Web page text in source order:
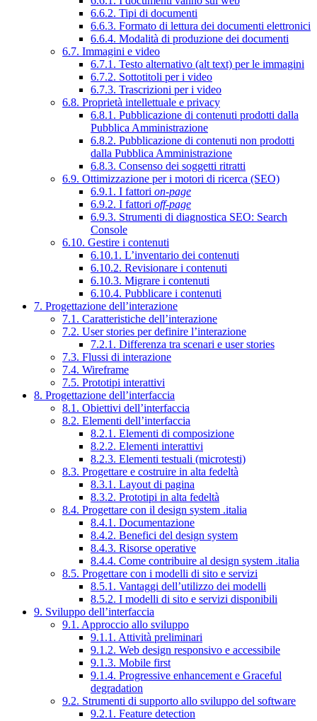
6.6.2. Tipi di documenti
6.6.3. Formato di lettura dei documenti elettronici
6.6.4. Modalità di produzione dei documenti
6.7. Immagini e video
6.7.1. Testo alternativo (alt text) per le immagini
6.7.2. Sottotitoli per i video
6.7.3. Trascrizioni per i video
6.8. Proprietà intellettuale e privacy
6.8.1. Pubblicazione di contenuti prodotti dalla
Pubblica Amministrazione
6.8.2. Pubblicazione di contenuti non prodotti
dalla Pubblica Amministrazione
6.8.3. Consenso dei soggetti ritratti
6.9. Ottimizzazione per i motori di ricerca (SEO)
6.9.1. I fattori on-page
6.9.2. I fattori off-page
6.9.3. Strumenti di diagnostica SEO: Search
Console
6.10. Gestire i contenuti
6.10.1. L’inventario dei contenuti
6.10.2. Revisionare i contenuti
6.10.3. Migrare i contenuti
6.10.4. Pubblicare i contenuti
7. Progettazione dell’interazione
7.1. Caratteristiche dell’interazione
7.2. User stories per definire l’interazione
7.2.1. Differenza tra scenari e user stories
7.3. Flussi di interazione
7.4. Wireframe
7.5. Prototipi interattivi
8. Progettazione dell’interfaccia
8.1. Obiettivi dell’interfaccia
8.2. Elementi dell’interfaccia
8.2.1. Elementi di composizione
8.2.2. Elementi interattivi
8.2.3. Elementi testuali (microtesti)
8.3. Progettare e costruire in alta fedeltà
8.3.1. Layout di pagina
8.3.2. Prototipi in alta fedeltà
8.4. Progettare con il design system .italia
8.4.1. Documentazione
8.4.2. Benefici del design system
8.4.3. Risorse operative
8.4.4. Come contribuire al design system .italia
8.5. Progettare con i modelli di sito e servizi
8.5.1. Vantaggi dell’utilizzo dei modelli
8.5.2. I modelli di sito e servizi disponibili
9. Sviluppo dell’interfaccia
9.1. Approccio allo sviluppo
9.1.1. Attività preliminari
9.1.2. Web design responsivo e accessibile
9.1.3. Mobile first
9.1.4. Progressive enhancement e Graceful
degradation
9.2. Strumenti di supporto allo sviluppo del software
9.2.1. Feature detection